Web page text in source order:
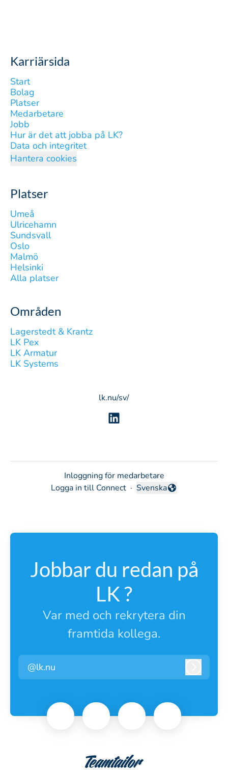
Karriärsida
Start
Bolag
Platser
Medarbetare
Jobb
Hur är det att jobba på LK?
Data och integritet
Hantera cookies
Platser
Umeå
Ulricehamn
Sundsvall
Oslo
Malmö
Helsinki
Alla platser
Områden
Lagerstedt & Krantz
LK Pex
LK Armatur
LK Systems
lk.nu/sv/
Inloggning för medarbetare
Logga in till Connect · Byt språk
Svenska
Jobbar du redan på
LK ?
Var med och rekrytera din
framtida kollega.
@lk.nu